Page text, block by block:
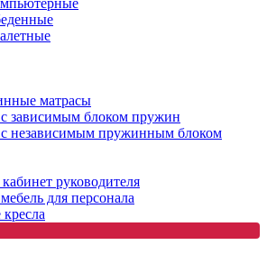
матрасы
зависимым блоком пружин
независимым пружинным блоком
руководителя
для персонала